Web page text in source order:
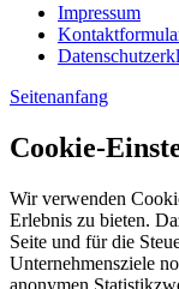
Impressum
Seitenanfang
Cookie-
Wir verwenden
Erlebnis zu bieten.
Seite und für die
Unternehmensziele
anonymen